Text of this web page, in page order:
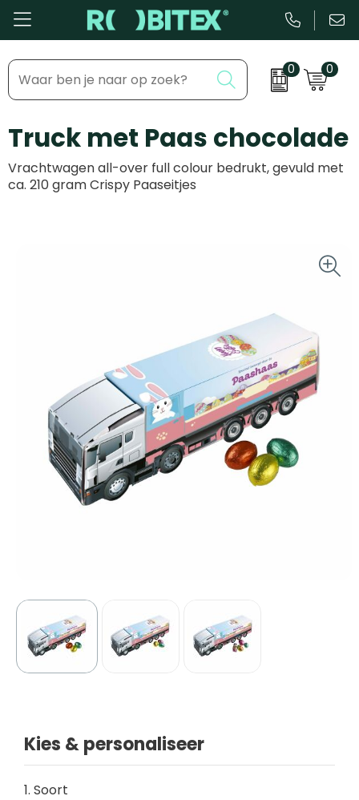
0 0
Bestsellers
Beurs & Event
Kantoor & Schrijfwaren
Kleding & accessoires
Outdoor & Vrije tijd
Technologie & gadgets
Home & Living
Inhaakmomenten
Feestdagen
Zakelijke evenementen
Truck met Paas chocolade
Vrachtwagen all-over full colour bedrukt, gevuld met
ca. 210 gram Crispy Paaseitjes
Kies & personaliseer
1. Soort